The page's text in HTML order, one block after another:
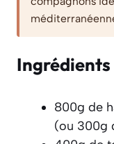
Ingrédients
800g de
(ou 300g